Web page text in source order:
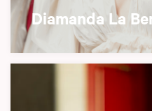
Diamanda La